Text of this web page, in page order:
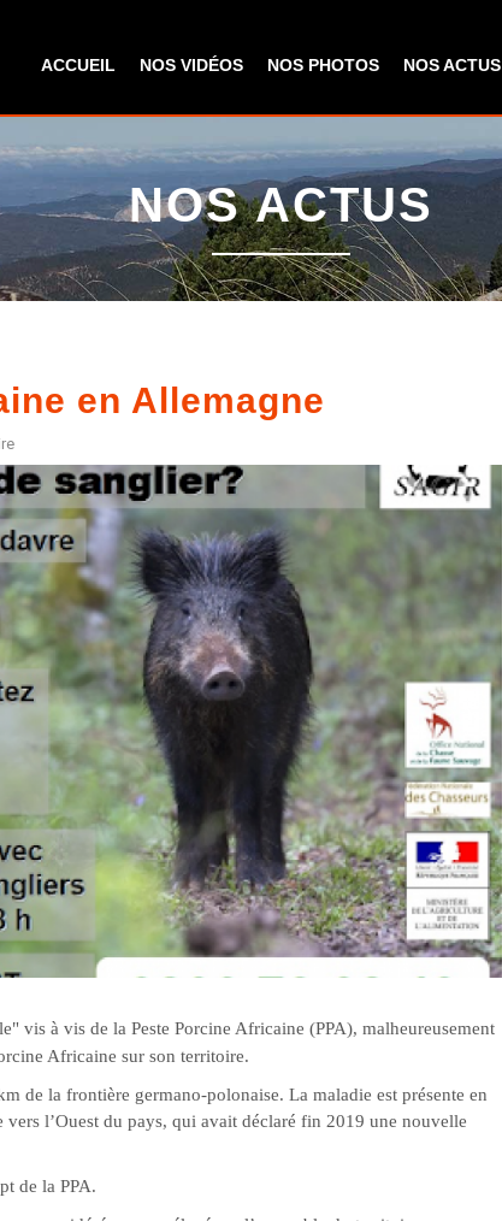
principal
ACCUEIL NOS VIDÉOS NOS PHOTOS NOS ACTUS
NOS ACTUS
en Allemagne
vis à vis de la Peste Porcine Africaine (PPA), malheureusement
Africaine sur son territoire.
de la frontière germano-polonaise. La maladie est présente en
vers l’Ouest du pays, qui avait déclaré fin 2019 une nouvelle
de la PPA.